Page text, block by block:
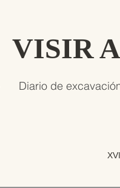
VISIR
Diario de